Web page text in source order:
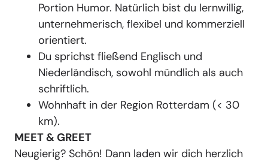
Portion Humor. Natürlich bist du lernwillig,
unternehmerisch, flexibel und kommerziell
orientiert.
Du sprichst fließend Englisch und
Niederländisch, sowohl mündlich als auch
schriftlich.
Wohnhaft in der Region Rotterdam (< 30
km).
MEET & GREET
Neugierig? Schön! Dann laden wir dich herzlich